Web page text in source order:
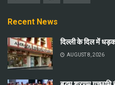
Recent News
दिल्ली के दिल में
AUGUST 8, 2026